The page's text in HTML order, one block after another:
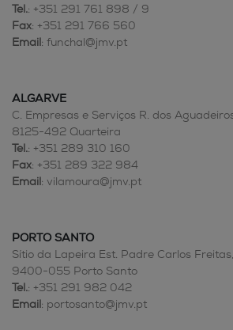
Tel.: +351 291 761 898 / 9
Fax: +351 291 766 560
Email: funchal@jmv.pt
ALGARVE
C. Empresas e Serviços R. dos
8125-492 Quarteira
Tel.: +351 289 310 160
Fax: +351 289 322 984
Email: vilamoura@jmv.pt
PORTO SANTO
Sítio da Lapeira Est. Padre Carlos
9400-055 Porto Santo
Tel.: +351 291 982 042
Email: portosanto@jmv.pt